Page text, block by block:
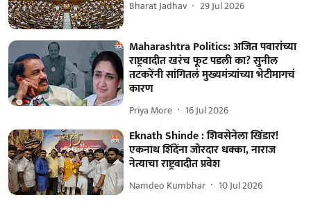
Bharat Jadhav 29 Jul 2026
Maharashtra Politics: अजित पवारांच्या
राष्ट्रवादीत खरंच फूट पडली का? सुनील
तटकरेंनी सांगितलं मुख्यमंत्र्यांच्या भेटीमागचं
कारण
Priya More 16 Jul 2026
Eknath Shinde : शिवसेनेला खिंडार!
एकनाथ शिंदेंना जोरदार धक्का, नाराज
नेत्याचा राष्ट्रवादीत प्रवेश
Namdeo Kumbhar 10 Jul 2026